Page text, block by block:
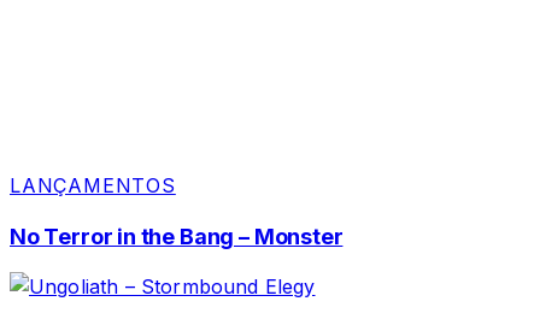
LANÇAMENTOS
No Terror in the Bang – Monster